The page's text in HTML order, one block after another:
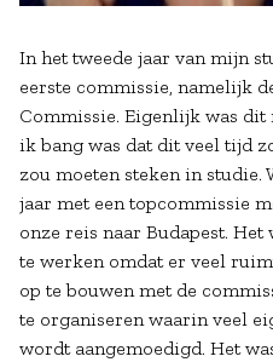
In het tweede jaar van mijn
eerste commissie, namelijk
Commissie. Eigenlijk was
ik bang was dat dit veel tijd
zou moeten steken in studie.
jaar met een topcommissie
onze reis naar Budapest.
te werken omdat er veel
op te bouwen met de
te organiseren waarin veel
wordt aangemoedigd. Het